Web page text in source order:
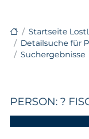
Startseite
Detailsuche für
Suchergebnisse
PERSON: ?